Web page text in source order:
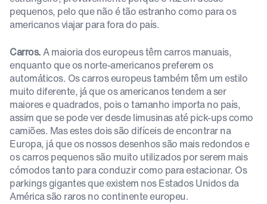
pequenos, pelo que não é tão estranho como para os
americanos viajar para fora do país.
Carros.A maioria dos europeus têm carros manuais,
enquanto que os norte-americanos preferem os
automáticos. Os carros europeus também têm um estilo
muito diferente, já que os americanos tendem a ser
maiores e quadrados, pois o tamanho importa no país,
assim que se pode ver desde limusinas até pick-ups como
camiões. Mas estes dois são difíceis de encontrar na
Europa, já que os nossos desenhos são mais redondos e
os carros pequenos são muito utilizados por serem mais
cómodos tanto para conduzir como para estacionar. Os
parkings gigantes que existem nos Estados Unidos da
América são raros no continente europeu.